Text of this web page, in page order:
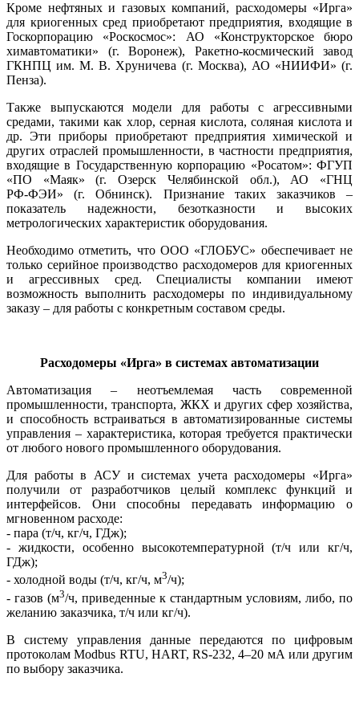
Кроме нефтяных и газовых компаний, расходомеры «Ирга»
для криогенных сред приобретают предприятия, входящие в
Госкорпорацию «Роскосмос»: АО «Конструкторское бюро
химавтоматики» (г. Воронеж), Ракетно-космический завод
ГКНПЦ им. М. В. Хруничева (г. Москва), АО «НИИФИ» (г.
Пенза).
Также выпускаются модели для работы с агрессивными
средами, такими как хлор, серная кислота, соляная кислота и
др. Эти приборы приобретают предприятия химической и
других отраслей промышленности, в частности предприятия,
входящие в Государственную корпорацию «Росатом»: ФГУП
«ПО «Маяк» (г. Озерск Челябинской обл.), АО «ГНЦ
РФ‑ФЭИ» (г. Обнинск). Признание таких заказчиков –
показатель надежности, безотказности и высоких
метрологических характеристик оборудования.
Необходимо отметить, что ООО «ГЛОБУС» обеспечивает не
только серийное производство расходомеров для криогенных
и агрессивных сред. Специалисты компании имеют
возможность выполнить расходомеры по индивидуальному
заказу – для работы с конкретным составом среды.
Расходомеры «Ирга» в системах автоматизации
Автоматизация – неотъемлемая часть современной
промышленности, транспорта, ЖКХ и других сфер хозяйства,
и способность встраиваться в автоматизированные системы
управления – характеристика, которая требуется практически
от любого нового промышленного оборудования.
Для работы в АСУ и системах учета расходомеры «Ирга»
получили от разработчиков целый комплекс функций и
интерфейсов. Они способны передавать информацию о
мгновенном расходе:
- пара (т/ч, кг/ч, ГДж);
- жидкости, особенно высокотемпературной (т/ч или кг/ч,
ГДж);
- холодной воды (т/ч, кг/ч, м3/ч);
- газов (м3/ч, приведенные к стандартным условиям, либо, по
желанию заказчика, т/ч или кг/ч).
В систему управления данные передаются по цифровым
протоколам Modbus RTU, HART, RS‑232, 4–20 мА или другим
по выбору заказчика.